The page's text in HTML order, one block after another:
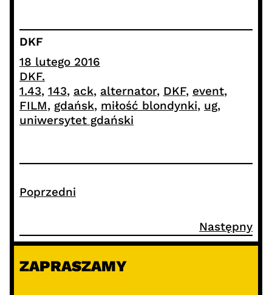
DKF
18 lutego 2016
DKF.
1.43, 143, ack, alternator, DKF, event ,
FILM, gdańsk, miłość blondynki, ug ,
uniwersytet gdański
Poprzedni
Następny
ZAPRASZAMY